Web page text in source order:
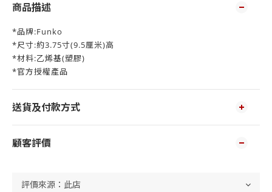
商品描述
*品牌:Funko
*尺寸:約3.75寸(9.5厘米)高
*材料:乙烯基(塑膠)
*官方授權產品
送貨及付款方式
顧客評價